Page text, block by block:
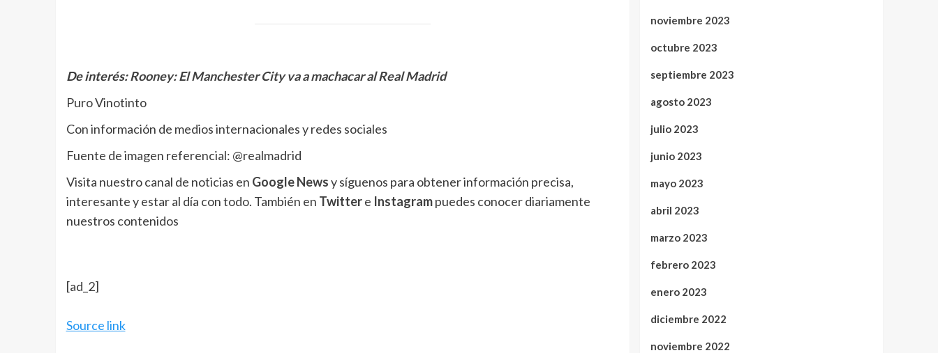
De interés:Rooney: El Manchester City va a machacar al Real Madrid
Puro Vinotinto
Con información de medios internacionales y redes sociales
Fuente de imagen referencial: @realmadrid
Visita nuestro canal de noticias en Google Newsy síguenos para obtener información precisa,
interesante y estar al día con todo. También en Twittere Instagrampuedes conocer diariamente
nuestros contenidos
[ad_2]
Source link
noviembre 2023
octubre 2023
septiembre 2023
agosto 2023
julio 2023
junio 2023
mayo 2023
abril 2023
marzo 2023
febrero 2023
enero 2023
diciembre 2022
noviembre 2022